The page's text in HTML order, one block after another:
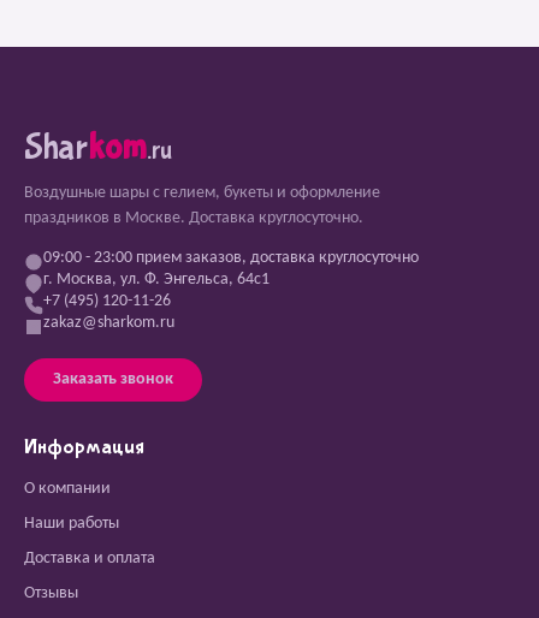
Sharkom.ru
Воздушные шары с гелием, букеты и оформление
праздников в Москве. Доставка круглосуточно.
09:00 - 23:00 прием заказов, доставка круглосуточно
г. Москва, ул. Ф. Энгельса, 64с1
+7 (495) 120-11-26
zakaz@sharkom.ru
Заказать звонок
Информация
О компании
Наши работы
Доставка и оплата
Отзывы